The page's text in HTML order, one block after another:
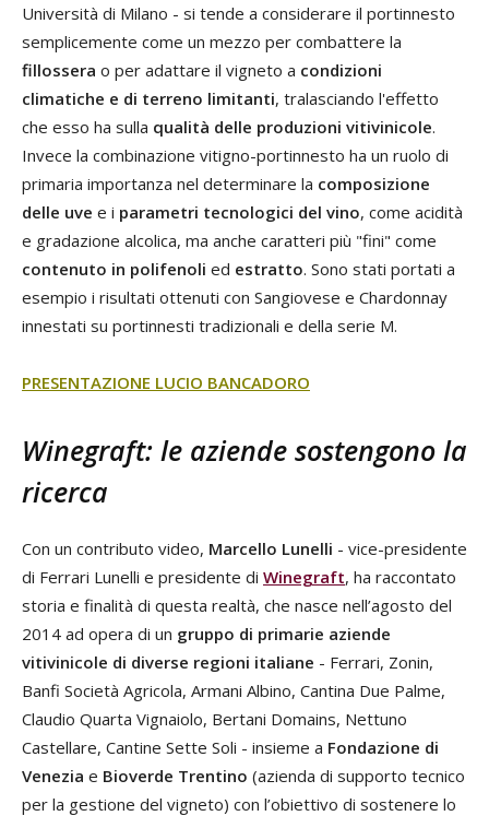
Università di Milano - si tende a considerare il portinnesto
semplicemente come un mezzo per combattere la
fillossera o per adattare il vigneto a condizioni
climatiche e di terreno limitanti, tralasciando l'effetto
che esso ha sulla qualità delle produzioni vitivinicole.
Invece la combinazione vitigno-portinnesto ha un ruolo di
primaria importanza nel determinare la composizione
delle uve e i parametri tecnologici del vino, come acidità
e gradazione alcolica, ma anche caratteri più "fini" come
contenuto in polifenoli ed estratto. Sono stati portati a
esempio i risultati ottenuti con Sangiovese e Chardonnay
innestati su portinnesti tradizionali e della serie M.
PRESENTAZIONE LUCIO BANCADORO
Winegraft: le aziende sostengono la
ricerca
Con un contributo video, Marcello Lunelli - vice-presidente
di Ferrari Lunelli e presidente di Winegraft, ha raccontato
storia e finalità di questa realtà, che nasce nell’agosto del
2014 ad opera di un gruppo di primarie aziende
vitivinicole di diverse regioni italiane - Ferrari, Zonin,
Banfi Società Agricola, Armani Albino, Cantina Due Palme,
Claudio Quarta Vignaiolo, Bertani Domains, Nettuno
Castellare, Cantine Sette Soli - insieme a Fondazione di
Venezia e Bioverde Trentino (azienda di supporto tecnico
per la gestione del vigneto) con l’obiettivo di sostenere lo